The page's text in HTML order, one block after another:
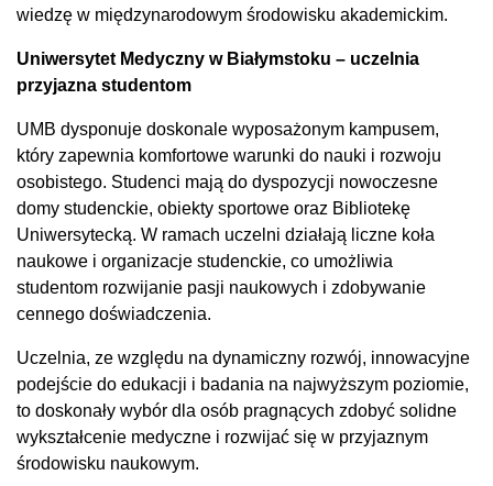
wiedzę w międzynarodowym środowisku akademickim.
Uniwersytet Medyczny w Białymstoku – uczelnia
przyjazna studentom
UMB dysponuje doskonale wyposażonym kampusem,
który zapewnia komfortowe warunki do nauki i rozwoju
osobistego. Studenci mają do dyspozycji nowoczesne
domy studenckie, obiekty sportowe oraz Bibliotekę
Uniwersytecką. W ramach uczelni działają liczne koła
naukowe i organizacje studenckie, co umożliwia
studentom rozwijanie pasji naukowych i zdobywanie
cennego doświadczenia.
Uczelnia, ze względu na dynamiczny rozwój, innowacyjne
podejście do edukacji i badania na najwyższym poziomie,
to doskonały wybór dla osób pragnących zdobyć solidne
wykształcenie medyczne i rozwijać się w przyjaznym
środowisku naukowym.